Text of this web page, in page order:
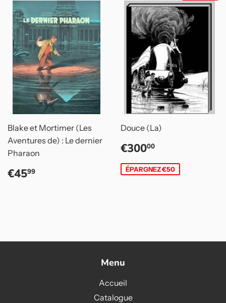
Blake et Mortimer (Les
Aventures de) : Le dernier
Pharaon
Prix
régulier
€4599
Douce (La)
Prix
réduit
€30000
ÉPARGNEZ €50
Menu
Accueil
Catalogue